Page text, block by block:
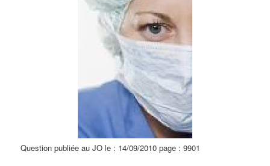
s
Question publiée au JO le : 14/09/2010 page : 9901